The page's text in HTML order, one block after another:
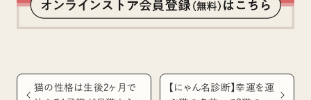
猫の性格は生後2ヶ月で
【にゃん名診断】幸運を運